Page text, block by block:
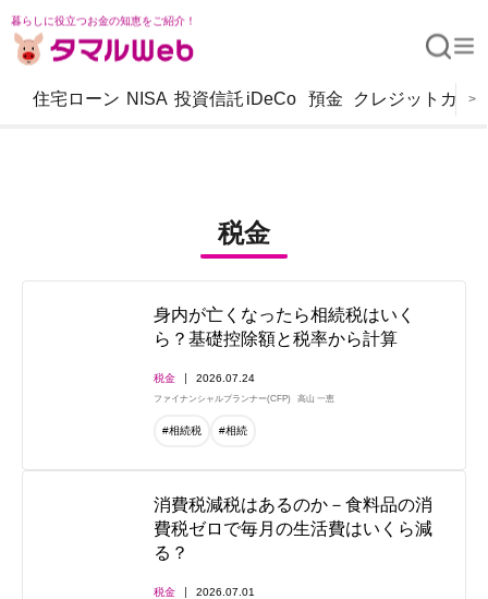
暮らしに役立つお金の知恵をご紹介！
住宅ローン NISA 投資信託 iDeCo 預金 クレジットカー
>
税金
身内が亡くなったら相続税はいく
ら？基礎控除額と税率から計算
税金 2026.07.24
ファイナンシャルプランナー(CFP) 高山 一恵
#相続税 #相続
消費税減税はあるのか－食料品の消
費税ゼロで毎月の生活費はいくら減
る？
税金 2026.07.01